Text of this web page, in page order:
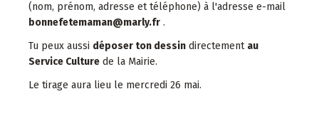
(nom, prénom, adresse et téléphone) à l'adresse e-mail
bonnefetemaman@marly.fr .
Tu peux aussi déposer ton dessin directement au
Service Culture de la Mairie.
Le tirage aura lieu le mercredi 26 mai.